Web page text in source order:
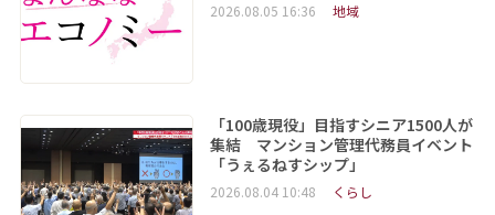
2026.08.05 16:36 地域
「100歳現役」目指すシニア1500人が
集結 マンション管理代務員イベント
「うぇるねすシップ」
2026.08.04 10:48 くらし